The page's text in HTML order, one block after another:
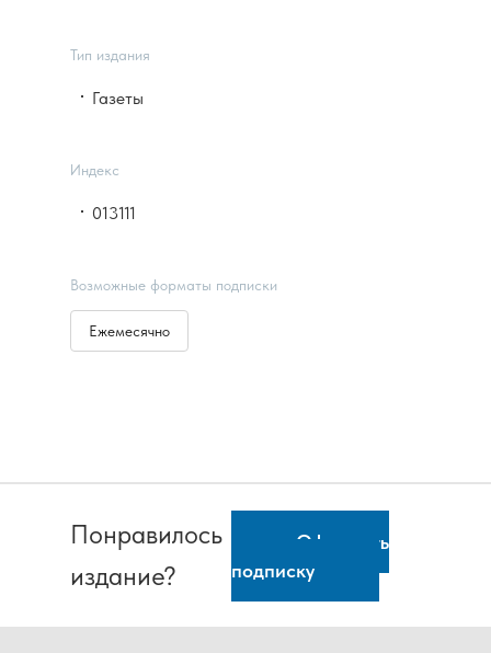
Тип издания
Газеты
Индекс
013111
Возможные форматы подписки
Ежемесячно
Понравилось
издание?
Оформить
подписку